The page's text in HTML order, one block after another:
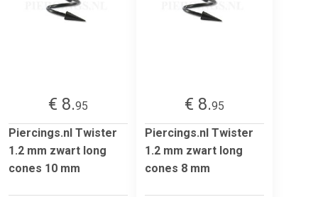
€ 8.95
Piercings.nl Twister
1.2 mm zwart long
cones 10 mm
€ 8.95
Piercings.nl Twister
1.2 mm zwart long
cones 8 mm